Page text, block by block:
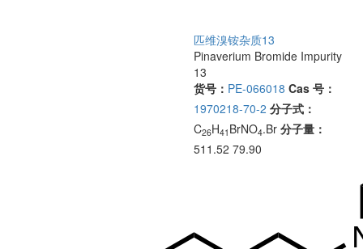
匹维溴铵杂质13
Pinaverium Bromide Impurity
13
货号： PE-066018 Cas 号：
1970218-70-2 分子式：
C26H41 BrNO4.Br 分子量：
511.52 79.90